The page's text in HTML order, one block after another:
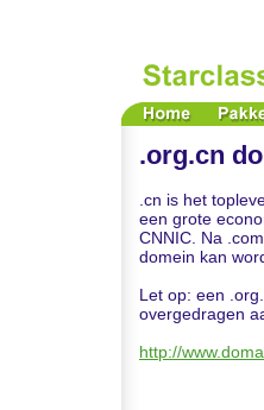
.org.cn
.cn is het
een grote
CNNIC. Na
domein kan
Let op: een
overgedragen
http://